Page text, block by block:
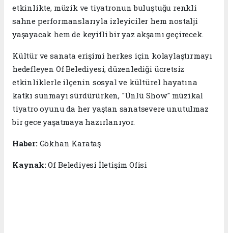
etkinlikte, müzik ve tiyatronun buluştuğu renkli
sahne performanslarıyla izleyiciler hem nostalji
yaşayacak hem de keyifli bir yaz akşamı geçirecek.
Kültür ve sanata erişimi herkes için kolaylaştırmayı
hedefleyen Of Belediyesi, düzenlediği ücretsiz
etkinliklerle ilçenin sosyal ve kültürel hayatına
katkı sunmayı sürdürürken, "Ünlü Show" müzikal
tiyatro oyunu da her yaştan sanatsevere unutulmaz
bir gece yaşatmaya hazırlanıyor.
Haber:Gökhan Karataş
Kaynak:Of Belediyesi İletişim Ofisi